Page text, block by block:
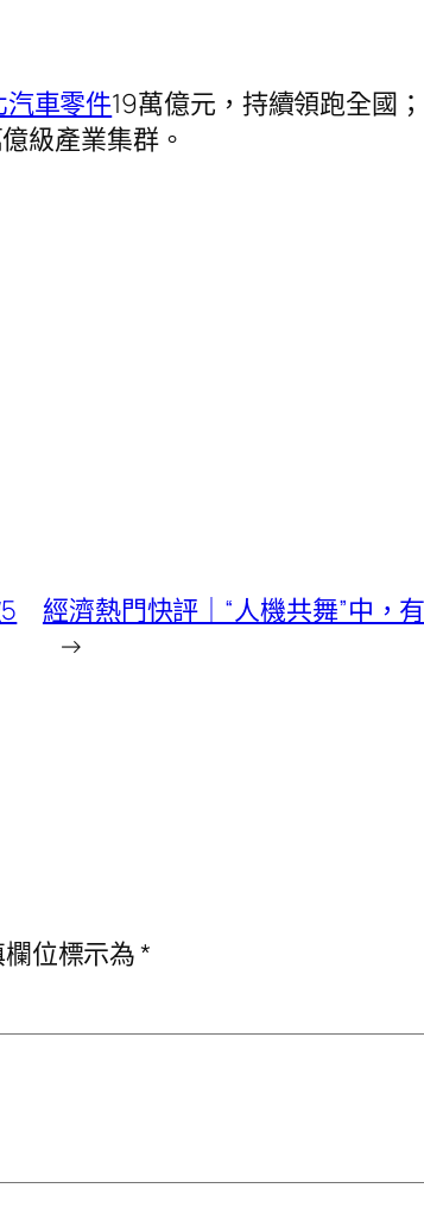
汽車零件19萬億元，持續領跑全國
級產業集群。
經濟熱門快評｜“人機共舞”中，
→
欄位標示為*